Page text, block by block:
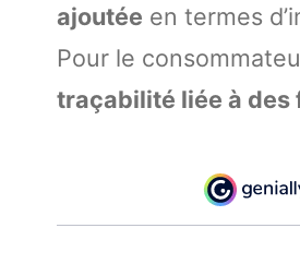
ajoutée en termes
Pour le
traçabilité liée à des